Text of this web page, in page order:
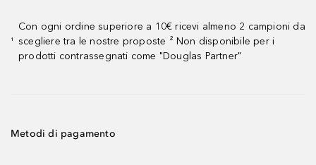
¹
Con ogni ordine superiore a 10€ ricevi almeno 2 campioni da
scegliere tra le nostre proposte ² Non disponibile per i
prodotti contrassegnati come "Douglas Partner"
Metodi di pagamento